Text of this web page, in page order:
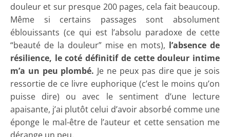
douleur et sur presque 200 pages, cela fait beaucoup.
Même si certains passages sont absolument
éblouissants (ce qui est l’absolu paradoxe de cette
“beauté de la douleur” mise en mots), l’absence de
résilience, le coté définitif de cette douleur intime
m’a un peu plombé. Je ne peux pas dire que je sois
ressortie de ce livre euphorique (c’est le moins qu’on
puisse dire) ou avec le sentiment d’une lecture
apaisante, j’ai plutôt celui d’avoir absorbé comme une
éponge le mal-être de l’auteur et cette sensation me